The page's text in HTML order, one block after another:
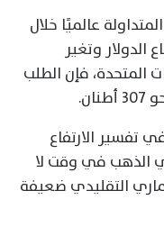
عالميًا خلال
بارتفاع الدولار وتغير
المتحدة، فإن الطلب
تفسير الارتفاع
الذهب في وقت لا
التقليدي ضعيفة